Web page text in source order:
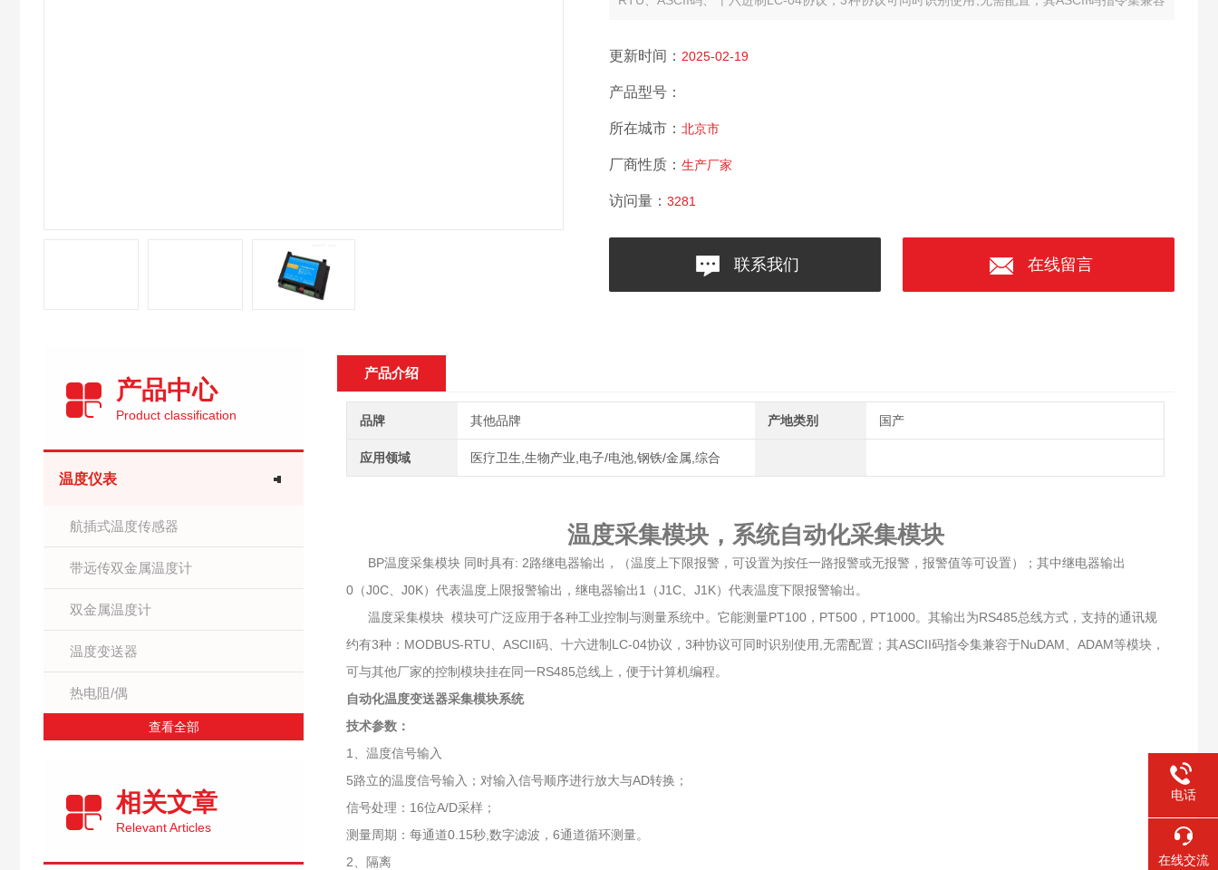
更新时间： 2025-02-19
产品型号：
所在城市： 北京市
厂商性质： 生产厂家
访问量： 3281
联系我们 在线留言
产品中心
Product classification
温度仪表
航插式温度传感器
带远传双金属温度计
双金属温度计
温度变送器
热电阻/偶
查看全部
相关文章
Relevant Articles
产品介绍
品牌 其他品牌 产地类别 国产
应用领域 医疗卫生,生物产业,电子/电池,钢铁/金属,综合
温度采集模块，系统自动化采集模块
BP温度采集模块 同时具有: 2路继电器输出，（温度上下限报警，可设置为按任一路报警或无报警，报警值等可设置）；其中继电器输出
0（J0C、J0K）代表温度上限报警输出，继电器输出1（J1C、J1K）代表温度下限报警输出。
温度采集模块 模块可广泛应用于各种工业控制与测量系统中。它能测量PT100，PT500，PT1000。其输出为RS485总线方式，支持的通讯规
约有3种：MODBUS-RTU、ASCII码、十六进制LC-04协议，3种协议可同时识别使用,无需配置；其ASCII码指令集兼容于NuDAM、ADAM等模块，
可与其他厂家的控制模块挂在同一RS485总线上，便于计算机编程。
自动化温度变送器采集模块系统
技术参数：
1、温度信号输入
5路立的温度信号输入；对输入信号顺序进行放大与AD转换；
信号处理：16位A/D采样；
测量周期：每通道0.15秒,数字滤波，6通道循环测量。
2、隔离
电话
在线交流